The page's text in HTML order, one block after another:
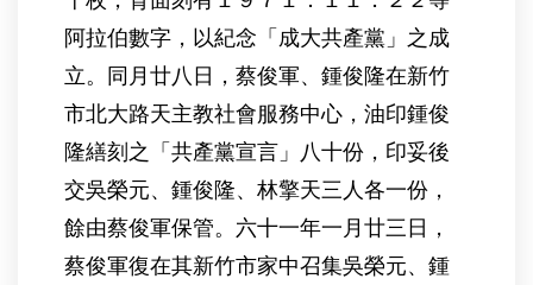
阿拉伯數字，以紀念「成大共產黨」之成
立。同月廿八日，蔡俊軍、鍾俊隆在新竹
市北大路天主教社會服務中心，油印鍾俊
隆繕刻之「共產黨宣言」八十份，印妥後
交吳榮元、鍾俊隆、林擎天三人各一份，
餘由蔡俊軍保管。六十一年一月廿三日，
蔡俊軍復在其新竹市家中召集吳榮元、鍾